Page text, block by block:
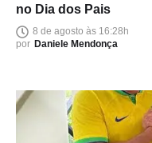
no Dia dos Pais
8 de agosto às 16:28h
por Daniele Mendonça